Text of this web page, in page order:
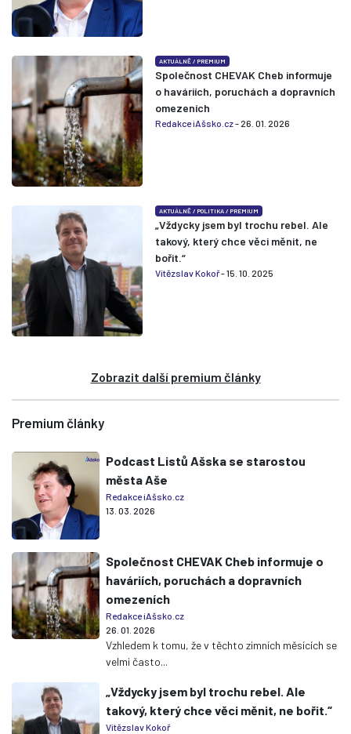
AKTUÁLNĚ /PREMIUM
Společnost CHEVAK Cheb informuje
o haváriích, poruchách a dopravních
omezeních
Redakce iAšsko.cz- 26. 01. 2026
AKTUÁLNĚ /POLITIKA /PREMIUM
„Vždycky jsem byl trochu rebel. Ale
takový, který chce věci měnit, ne
bořit.“
Vítězslav Kokoř- 15. 10. 2025
Zobrazit další premium články
Premium články
Podcast Listů Ašska se starostou
města Aše
Redakce iAšsko.cz
13. 03. 2026
Společnost CHEVAK Cheb informuje o
haváriích, poruchách a dopravních
omezeních
Redakce iAšsko.cz
26. 01. 2026
Vzhledem k tomu, že v těchto zimních měsících se
velmi často...
„Vždycky jsem byl trochu rebel. Ale
takový, který chce věci měnit, ne bořit.“
Vítězslav Kokoř